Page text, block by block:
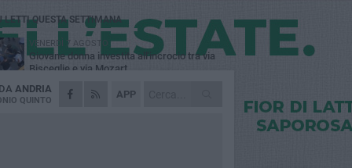
APP
ANDRIA
QUINTO
LETTI QUESTA SETTIMANA
VENERDÌ 7 AGOSTO
Giovane donna investita all'incrocio tra via
Bisceglie e via Mozart
MARTEDÌ 4 AGOSTO
Cattivo odore dall’abitazione, la macabra